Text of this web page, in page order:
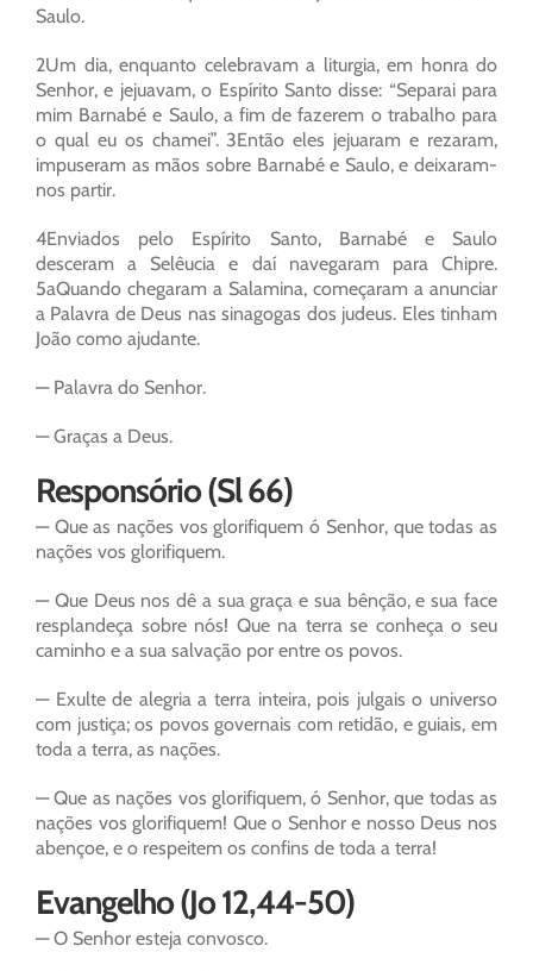
Saulo.
2Um dia, enquanto celebravam a liturgia, em honra do
Senhor, e jejuavam, o Espírito Santo disse: “Separai para
mim Barnabé e Saulo, a fim de fazerem o trabalho para
o qual eu os chamei”. 3Então eles jejuaram e rezaram,
impuseram as mãos sobre Barnabé e Saulo, e deixaram-
nos partir.
4Enviados pelo Espírito Santo, Barnabé e Saulo
desceram a Selêucia e daí navegaram para Chipre.
5aQuando chegaram a Salamina, começaram a anunciar
a Palavra de Deus nas sinagogas dos judeus. Eles tinham
João como ajudante.
— Palavra do Senhor.
— Graças a Deus.
Responsório (Sl 66)
— Que as nações vos glorifiquem ó Senhor, que todas as
nações vos glorifiquem.
— Que Deus nos dê a sua graça e sua bênção, e sua face
resplandeça sobre nós! Que na terra se conheça o seu
caminho e a sua salvação por entre os povos.
— Exulte de alegria a terra inteira, pois julgais o universo
com justiça; os povos governais com retidão, e guiais, em
toda a terra, as nações.
— Que as nações vos glorifiquem, ó Senhor, que todas as
nações vos glorifiquem! Que o Senhor e nosso Deus nos
abençoe, e o respeitem os confins de toda a terra!
Evangelho (Jo 12,44-50)
— O Senhor esteja convosco.